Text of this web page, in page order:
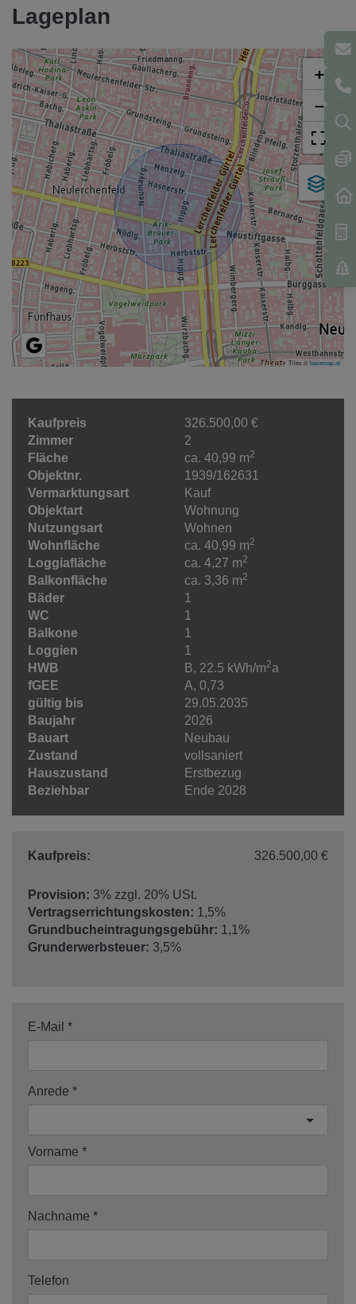
Lageplan
+
−
Tiles ©basemap.at
Kaufpreis
326.500,00 €
Zimmer
2
Fläche
ca. 40,99 m2
Objektnr.
1939/162631
Vermarktungsart
Kauf
Objektart
Wohnung
Nutzungsart
Wohnen
Wohnfläche
ca. 40,99 m2
Loggiafläche ca. 4,27 m2
Balkonfläche ca. 3,36 m2
Bäder
1
WC
1
Balkone
1
Loggien
1
HWB
B, 22.5 kWh/m2a
fGEE
A, 0,73
gültig bis
29.05.2035
Baujahr
2026
Bauart
Neubau
Zustand
vollsaniert
Hauszustand
Erstbezug
Beziehbar
Ende 2028
Kaufpreis: 326.500,00 €
Provision: 3% zzgl. 20% USt.
Vertragserrichtungskosten: 1,5%
Grundbucheintragungsgebühr: 1,1%
Grunderwerbsteuer: 3,5%
E-Mail
Anrede
Vorname
Nachname
Telefon